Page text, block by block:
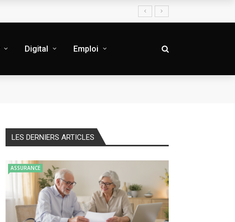
Digital Emploi
LES DERNIERS ARTICLES
ASSURANCE